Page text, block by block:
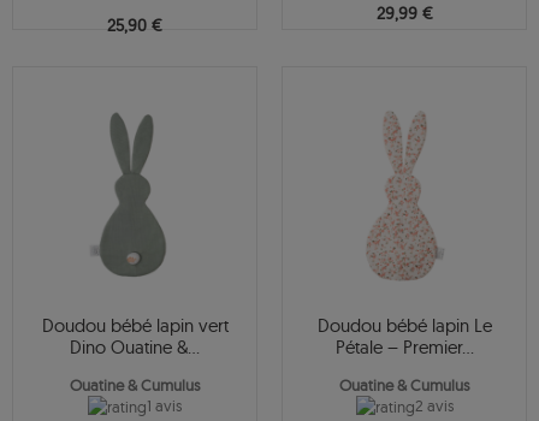
25,90 €
29,99 €
Doudou bébé lapin vert
Dino Ouatine &...
Ouatine & Cumulus
1 avis
Doudou bébé lapin Le
Pétale – Premier...
Ouatine & Cumulus
2 avis